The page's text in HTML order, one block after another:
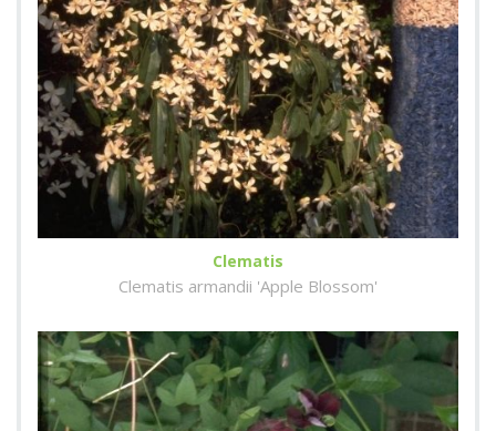
Clematis
Clematis armandii 'Apple Blossom'